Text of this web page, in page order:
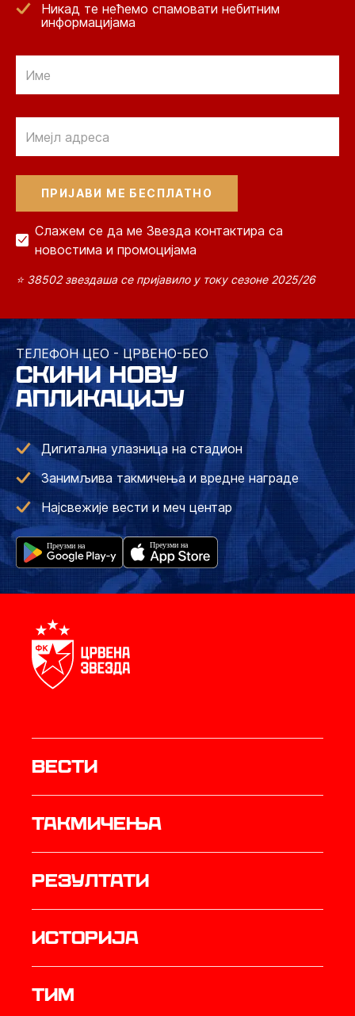
Никад те нећемо спамовати небитним
информацијама
Слажем се да ме Звезда контактира са
новостима и промоцијама
⭐ 38502 звездаша се пријавило у току сезоне 2025/26
ТЕЛЕФОН ЦЕО - ЦРВЕНО-БЕО
СКИНИ НОВУ
АПЛИКАЦИЈУ
Дигитална улазница на стадион
Занимљива такмичења и вредне награде
Најсвежије вести и меч центар
Вести
Такмичења
резултати
историја
ТИМ